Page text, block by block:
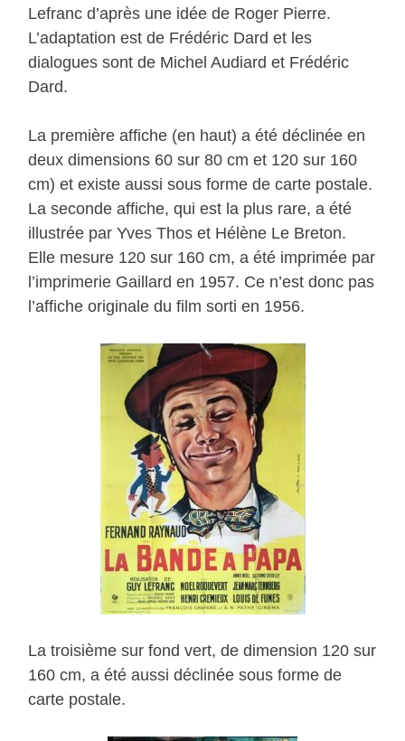
Lefranc d’après une idée de Roger Pierre.
L’adaptation est de Frédéric Dard et les
dialogues sont de Michel Audiard et Frédéric
Dard.
La première affiche (en haut) a été déclinée en
deux dimensions 60 sur 80 cm et 120 sur 160
cm) et existe aussi sous forme de carte postale.
La seconde affiche, qui est la plus rare, a été
illustrée par Yves Thos et Hélène Le Breton.
Elle mesure 120 sur 160 cm, a été imprimée par
l’imprimerie Gaillard en 1957. Ce n’est donc pas
l’affiche originale du film sorti en 1956.
La troisième sur fond vert, de dimension 120 sur
160 cm, a été aussi déclinée sous forme de
carte postale.